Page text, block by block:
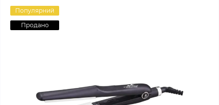
Популярний
Продано